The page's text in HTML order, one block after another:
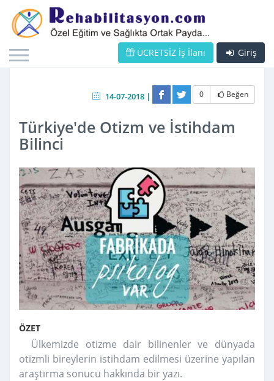
Giriş
ÜCRETSİZ İş İlanı
14-07-2018 | 0 Beğen
Türkiye'de Otizm ve İstihdam
Bilinci
ÖZET
Ülkemizde otizme dair bilinenler ve dünyada
otizmli bireylerin istihdam edilmesi üzerine yapılan
araştırma sonucu hakkında bir yazı.